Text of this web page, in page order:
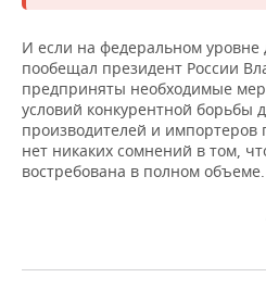
И если на федеральном уровне
пообещал президент России
предприняты необходимые
условий конкурентной борьбы
производителей и импортеров
нет никаких сомнений в том,
востребована в полном объеме.